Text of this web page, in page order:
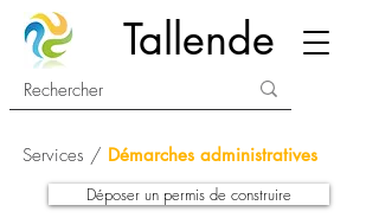
Tallende
Services / Démarches administratives
Déposer un permis de construire